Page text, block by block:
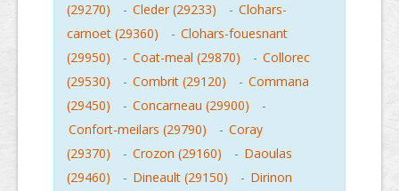
(29270)
- Cleder (29233) - Clohars-
carnoet (29360)
- Clohars-fouesnant
(29950)
- Coat-meal (29870) - Collorec
(29530)
- Combrit (29120) - Commana
(29450)
- Concarneau (29900)
-
Confort-meilars (29790)
- Coray
(29370)
- Crozon (29160) - Daoulas
(29460)
- Dineault (29150) - Dirinon